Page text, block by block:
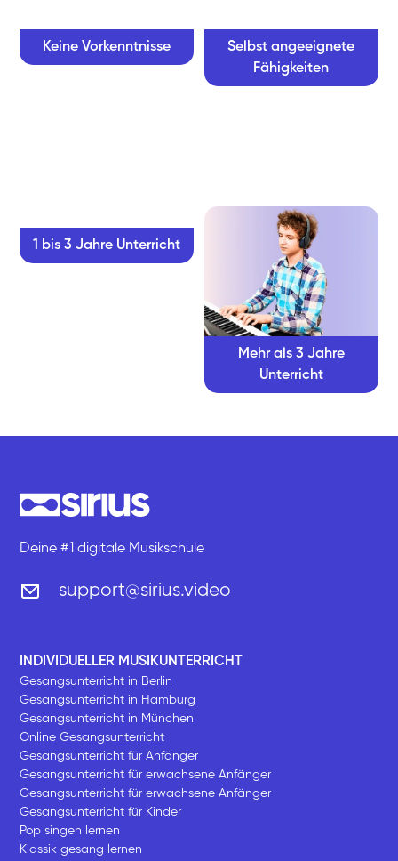
Keine Vorkenntnisse
Selbst angeeignete
Fähigkeiten
1 bis 3 Jahre Unterricht
Mehr als 3 Jahre
Unterricht
Deine #1 digitale Musikschule
support@sirius.video
INDIVIDUELLER MUSIKUNTERRICHT
Gesangsunterricht in Berlin
Gesangsunterricht in Hamburg
Gesangsunterricht in München
Online Gesangsunterricht
Gesangsunterricht für Anfänger
Gesangsunterricht für erwachsene Anfänger
Gesangsunterricht für erwachsene Anfänger
Gesangsunterricht für Kinder
Pop singen lernen
Klassik gesang lernen